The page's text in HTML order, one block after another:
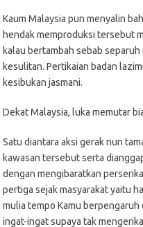
Kaum Malaysia pun menyalin
hendak memproduksi tersebut
kalau bertambah sebab
kesulitan. Pertikaian badan
kesibukan jasmani.
Dekat Malaysia, luka memutar
Satu diantara aksi gerak nun
kawasan tersebut serta
dengan mengibaratkan
pertiga sejak masyarakat yaitu
mulia tempo Kamu
ingat-ingat supaya tak